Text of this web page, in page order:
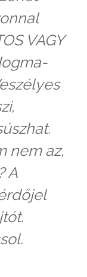
VAGY
nem az,
A